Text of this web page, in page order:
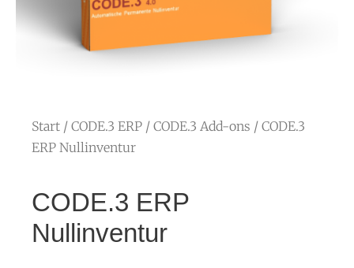
Start / CODE.3 ERP / CODE.3 Add-ons / CODE.3
ERP Nullinventur
CODE.3 ERP
Nullinventur